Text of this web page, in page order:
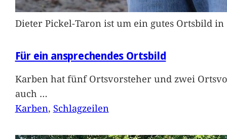
Dieter Pickel-Taron ist um ein gutes Ortsbild
Für ein ansprechendes Ortsbild
Karben hat fünf Ortsvorsteher und zwei
auch …
Karben, Schlagzeilen